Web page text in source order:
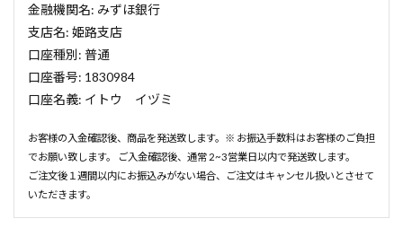
金融機関名: みずほ銀行
支店名: 姫路支店
口座種別: 普通
口座番号: 1830984
口座名義: イトウ イヅミ
お客様の入金確認後、商品を発送致します。※ お振込手数料はお客様のご負担
でお願い致します。 ご入金確認後、通常 2~3営業日以内で発送致します。
ご注文後１週間以内にお振込みがない場合、ご注文はキャンセル扱いとさせて
いただきます。